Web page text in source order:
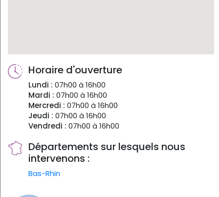
Horaire d'ouverture
Lundi : 07h00 à 16h00
Mardi : 07h00 à 16h00
Mercredi : 07h00 à 16h00
Jeudi : 07h00 à 16h00
Vendredi : 07h00 à 16h00
Départements sur lesquels nous
intervenons :
Bas-Rhin